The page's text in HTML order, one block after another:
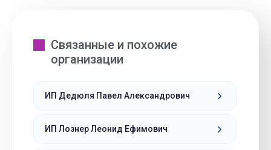
Связанные и похожие
организации
ИП Дедюля Павел Александрович
ИП Лознер Леонид Ефимович